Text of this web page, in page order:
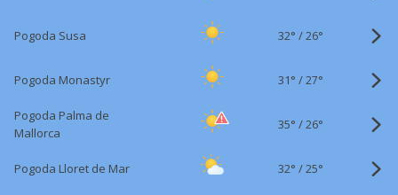
Pogoda Susa 32° /26°
Pogoda Monastyr 31° /27°
Pogoda Palma de
Mallorca
35° /26°
Pogoda Lloret de Mar 32° /25°